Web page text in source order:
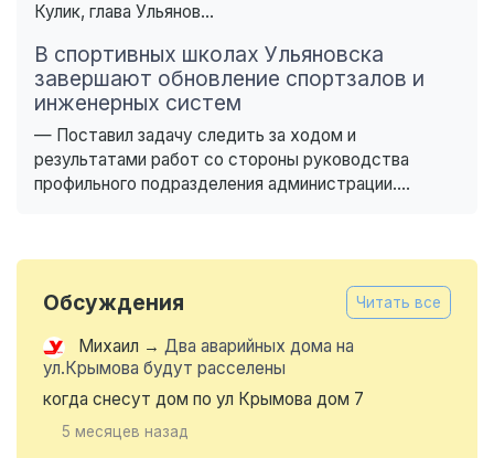
Кулик, глава Ульянов...
В спортивных школах Ульяновска
завершают обновление спортзалов и
инженерных систем
— Поставил задачу следить за ходом и
результатами работ со стороны руководства
профильного подразделения администрации....
Обсуждения Читать все
Михаил → Два аварийных дома на
ул.Крымова будут расселены
когда снесут дом по ул Крымова дом 7
5 месяцев назад